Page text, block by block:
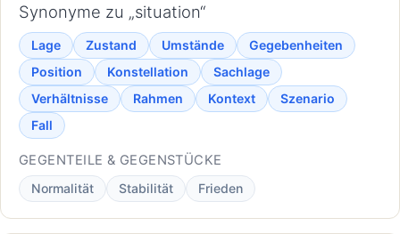
Synonyme zu „situation“
Lage Zustand Umstände
Gegebenheiten
Position
Konstellation
Sachlage
Verhältnisse
Rahmen Kontext
Szenario
Fall
GEGENTEILE & GEGENSTÜCKE
Normalität Stabilität Frieden